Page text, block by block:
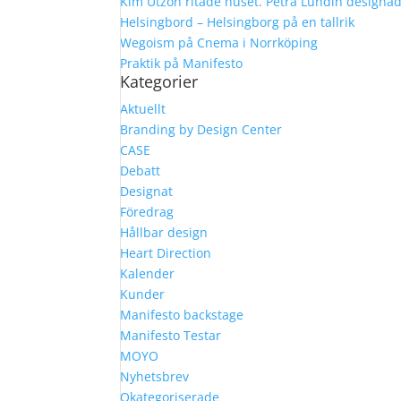
Helsingbord – Helsingborg på en tallrik
Wegoism på Cnema i Norrköping
Praktik på Manifesto
Kategorier
Aktuellt
Branding by Design Center
CASE
Debatt
Designat
Föredrag
Hållbar design
Heart Direction
Kalender
Kunder
Manifesto backstage
Manifesto Testar
MOYO
Nyhetsbrev
Okategoriserade